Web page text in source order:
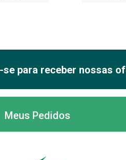
se para receber nossas
Meus Pedidos